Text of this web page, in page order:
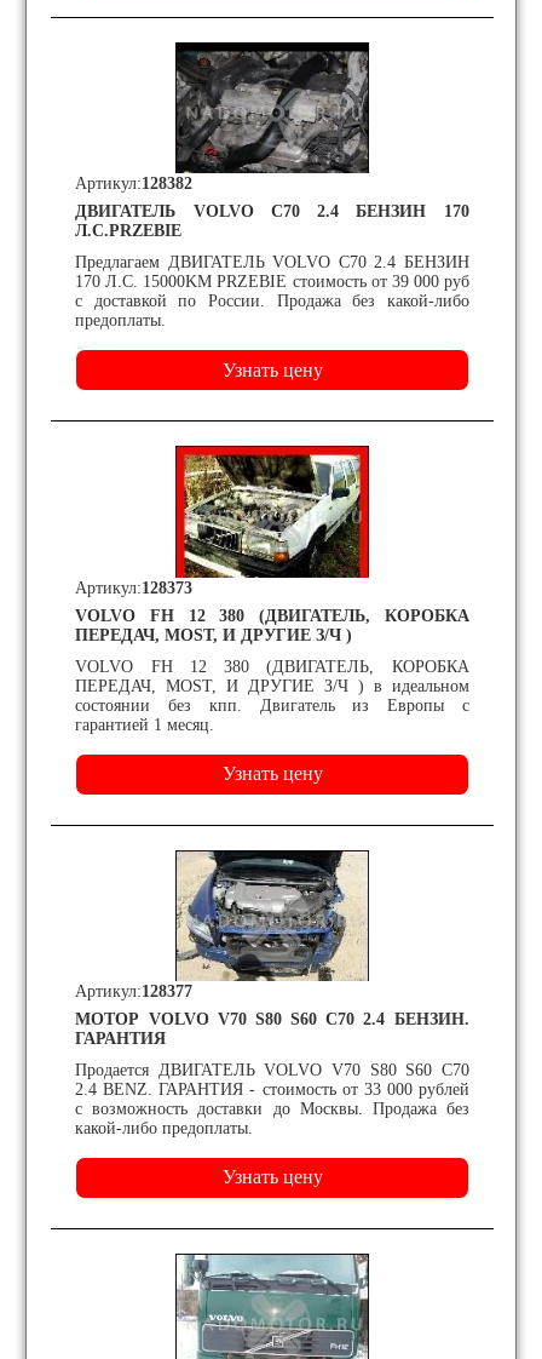
ДВИГАТЕЛЬ VOLVO C70 2.4 БЕНЗИН 170
Л.С.PRZEBIE
Предлагаем ДВИГАТЕЛЬ VOLVO C70 2.4 БЕНЗИН
170 Л.С. 15000KM PRZEBIE стоимость от 39 000 руб
с доставкой по России. Продажа без какой-либо
предоплаты.
Артикул:128382
VOLVO FH 12 380 (ДВИГАТЕЛЬ, КОРОБКА
ПЕРЕДАЧ, MOST, И ДРУГИЕ З/Ч )
VOLVO FH 12 380 (ДВИГАТЕЛЬ, КОРОБКА
ПЕРЕДАЧ, MOST, И ДРУГИЕ З/Ч ) в идеальном
состоянии без кпп. Двигатель из Европы с
гарантией 1 месяц.
Артикул:128373
МОТОР VOLVO V70 S80 S60 C70 2.4 БЕНЗИН.
ГАРАНТИЯ
Продается ДВИГАТЕЛЬ VOLVO V70 S80 S60 C70
2.4 BENZ. ГАРАНТИЯ - стоимость от 33 000 рублей
с возможность доставки до Москвы. Продажа без
какой-либо предоплаты.
Артикул:128377